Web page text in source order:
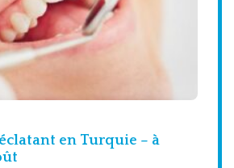
en Turquie – à